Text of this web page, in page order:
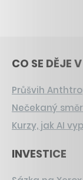
CO SE DĚJE
Průšvih
Nečekaný
Kurzy, jak AI
INVESTICE